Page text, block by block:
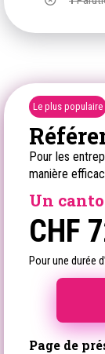
Le plus populaire
Pour les
manière
Un
CHF
Pour une durée
Page de